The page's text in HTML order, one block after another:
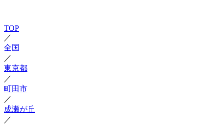
TOP
／
全国
／
東京都
／
町田市
／
成瀬が丘
／